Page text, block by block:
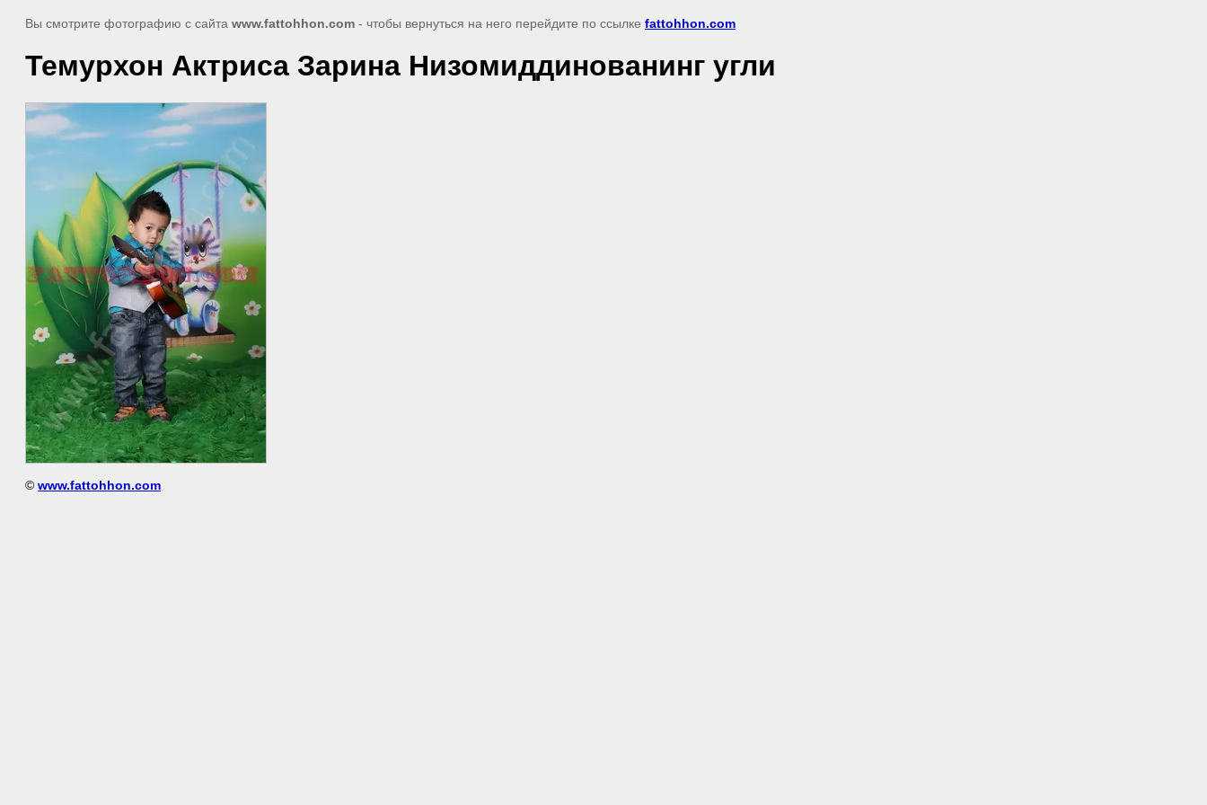
Вы смотрите фотографию с сайта www.fattohhon.com - чтобы вернуться на него перейдите по ссылке fattohhon.com
Темурхон Актриса Зарина Низомиддинованинг угли
© www.fattohhon.com